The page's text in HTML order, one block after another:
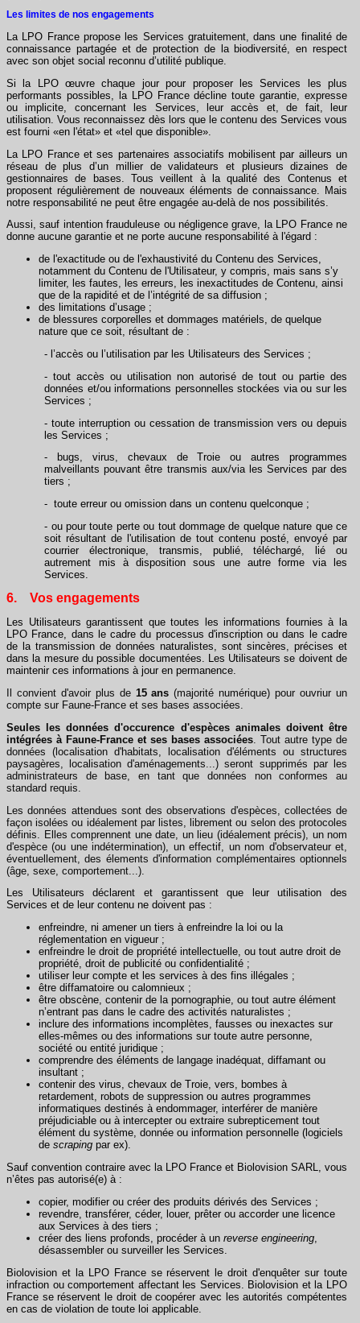
Les limites de nos engagements
La LPO France propose les Services gratuitement, dans une finalité de
connaissance partagée et de protection de la biodiversité, en respect
avec son objet social reconnu d’utilité publique.
Si la LPO œuvre chaque jour pour proposer les Services les plus
performants possibles, la LPO France décline toute garantie, expresse
ou implicite, concernant les Services, leur accès et, de fait, leur
utilisation. Vous reconnaissez dès lors que le contenu des Services vous
est fourni «en l'état» et «tel que disponible».
La LPO France et ses partenaires associatifs mobilisent par ailleurs un
réseau de plus d’un millier de validateurs et plusieurs dizaines de
gestionnaires de bases. Tous veillent à la qualité des Contenus et
proposent régulièrement de nouveaux éléments de connaissance. Mais
notre responsabilité ne peut être engagée au-delà de nos possibilités.
Aussi, sauf intention frauduleuse ou négligence grave, la LPO France ne
donne aucune garantie et ne porte aucune responsabilité à l'égard :
de l'exactitude ou de l'exhaustivité du Contenu des Services,
notamment du Contenu de l'Utilisateur, y compris, mais sans s’y
limiter, les fautes, les erreurs, les inexactitudes de Contenu, ainsi
que de la rapidité et de l’intégrité de sa diffusion ;
des limitations d’usage ;
de blessures corporelles et dommages matériels, de quelque
nature que ce soit, résultant de :
- l’accès ou l’utilisation par les Utilisateurs des Services ;
- tout accès ou utilisation non autorisé de tout ou partie des
données et/ou informations personnelles stockées via ou sur les
Services ;
- toute interruption ou cessation de transmission vers ou depuis
les Services ;
- bugs, virus, chevaux de Troie ou autres programmes
malveillants pouvant être transmis aux/via les Services par des
tiers ;
- toute erreur ou omission dans un contenu quelconque ;
- ou pour toute perte ou tout dommage de quelque nature que ce
soit résultant de l'utilisation de tout contenu posté, envoyé par
courrier électronique, transmis, publié, téléchargé, lié ou
autrement mis à disposition sous une autre forme via les
Services.
6. Vos engagements
Les Utilisateurs garantissent que toutes les informations fournies à la
LPO France, dans le cadre du processus d'inscription ou dans le cadre
de la transmission de données naturalistes, sont sincères, précises et
dans la mesure du possible documentées. Les Utilisateurs se doivent de
maintenir ces informations à jour en permanence.
Il convient d'avoir plus de 15 ans (majorité numérique) pour ouvriur un
compte sur Faune-France et ses bases associées.
Seules les données d'occurence d'espèces animales doivent être
intégrées à Faune-France et ses bases associées . Tout autre type de
données (localisation d'habitats, localisation d'éléments ou structures
paysagères, localisation d'aménagements...) seront supprimés par les
administrateurs de base, en tant que données non conformes au
standard requis.
Les données attendues sont des observations d'espèces, collectées de
façon isolées ou idéalement par listes, librement ou selon des protocoles
définis. Elles comprennent une date, un lieu (idéalement précis), un nom
d'espèce (ou une indétermination), un effectif, un nom d'observateur et,
éventuellement, des élements d'information complémentaires optionnels
(âge, sexe, comportement...).
Les Utilisateurs déclarent et garantissent que leur utilisation des
Services et de leur contenu ne doivent pas :
enfreindre, ni amener un tiers à enfreindre la loi ou la
réglementation en vigueur ;
enfreindre le droit de propriété intellectuelle, ou tout autre droit de
propriété, droit de publicité ou confidentialité ;
utiliser leur compte et les services à des fins illégales ;
être diffamatoire ou calomnieux ;
être obscène, contenir de la pornographie, ou tout autre élément
n’entrant pas dans le cadre des activités naturalistes ;
inclure des informations incomplètes, fausses ou inexactes sur
elles-mêmes ou des informations sur toute autre personne,
société ou entité juridique ;
comprendre des éléments de langage inadéquat, diffamant ou
insultant ;
contenir des virus, chevaux de Troie, vers, bombes à
retardement, robots de suppression ou autres programmes
informatiques destinés à endommager, interférer de manière
préjudiciable ou à intercepter ou extraire subrepticement tout
élément du système, donnée ou information personnelle (logiciels
de scraping par ex).
Sauf convention contraire avec la LPO France et Biolovision SARL, vous
n’êtes pas autorisé(e) à :
copier, modifier ou créer des produits dérivés des Services ;
revendre, transférer, céder, louer, prêter ou accorder une licence
aux Services à des tiers ;
créer des liens profonds, procéder à un reverse engineering
désassembler ou surveiller les Services.
Biolovision et la LPO France se réservent le droit d'enquêter sur toute
infraction ou comportement affectant les Services. Biolovision et la LPO
France se réservent le droit de coopérer avec les autorités compétentes
en cas de violation de toute loi applicable.